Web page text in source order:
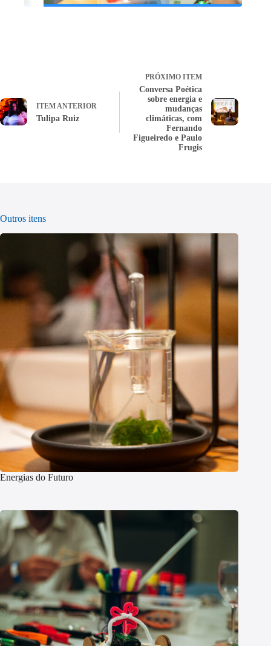
ITEM ANTERIOR
Tulipa Ruiz
PRÓXIMO ITEM
Conversa Poética
sobre energia e
mudanças
climáticas, com
Fernando
Figueiredo e Paulo
Frugis
Outros itens
Energias do Futuro